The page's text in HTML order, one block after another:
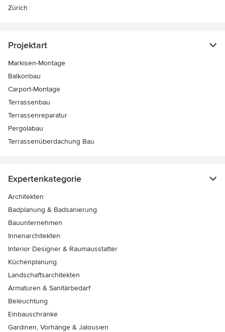
Zürich
Projektart
Markisen-Montage
Balkonbau
Carport-Montage
Terrassenbau
Terrassenreparatur
Pergolabau
Terrassenüberdachung Bau
Expertenkategorie
Architekten
Badplanung & Badsanierung
Bauunternehmen
Innenarchitekten
Interior Designer & Raumausstatter
Küchenplanung
Landschaftsarchitekten
Armaturen & Sanitärbedarf
Beleuchtung
Einbauschränke
Gardinen, Vorhänge & Jalousien